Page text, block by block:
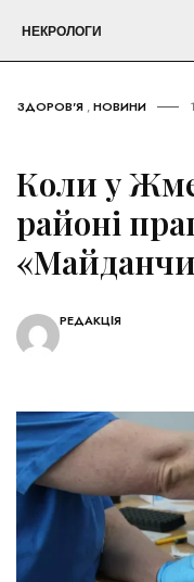
НЕКРОЛОГИ
ЗДОРОВ'Я ,НОВИНИ
Коли у
районі
РЕДАКЦІЯ